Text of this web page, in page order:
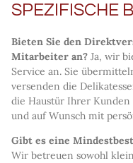
SPEZIFISCHE
Bieten Sie den
Mitarbeiter an? Ja, wir
Service an. Sie
versenden die
die Haustür Ihrer
und auf Wunsch mit
Gibt es eine
Wir betreuen sowohl